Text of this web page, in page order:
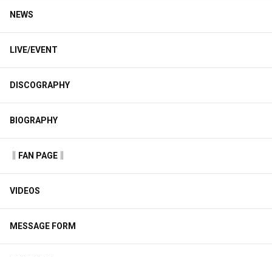
NEWS
LIVE/EVENT
DISCOGRAPHY
BIOGRAPHY
‖FAN PAGE‖
VIDEOS
MESSAGE FORM